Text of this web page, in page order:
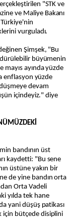
"STK ve
ve Maliye Bakanı
vurguladı.
Şimşek, "Bu
büyümenin
mayıs ayında yüzde
enflasyon yüzde
devam
içindeyiz." diye
bandının üst
kaydetti: "Bu sene
üstüne yakın bir
de yine bandın orta
Orta Vadeli
yılda tek hane
yani düşüş patikası
için bütçede disiplini